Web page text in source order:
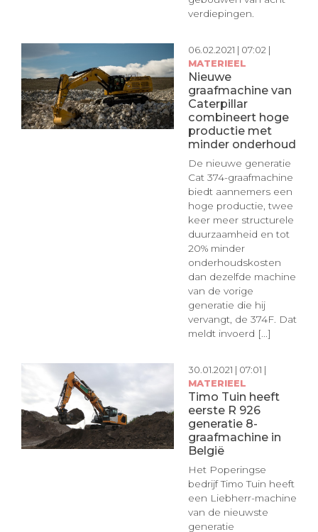
verdiepingen.
06.02.2021 | 07:02 |
MATERIEEL
Nieuwe
graafmachine van
Caterpillar
combineert hoge
productie met
minder onderhoud
De nieuwe generatie
Cat 374-graafmachine
biedt aannemers een
hoge productie, twee
keer meer structurele
duurzaamheid en tot
20% minder
onderhoudskosten
dan dezelfde machine
van de vorige
generatie die hij
vervangt, de 374F. Dat
meldt invoerd [...]
30.01.2021 | 07:01 |
MATERIEEL
Timo Tuin heeft
eerste R 926
generatie 8-
graafmachine in
België
Het Poperingse
bedrijf Timo Tuin heeft
een Liebherr-machine
van de nieuwste
generatie